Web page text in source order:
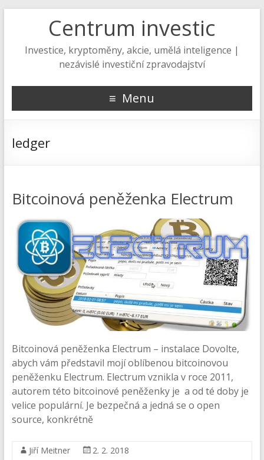
Centrum investic
Investice, kryptoměny, akcie, umělá inteligence |
nezávislé investiční zpravodajství
Menu
ledger
Bitcoinová peněženka Electrum
Bitcoinová peněženka Electrum – instalace Dovolte,
abych vám představil mojí oblíbenou bitcoinovou
peněženku Electrum. Electrum vznikla v roce 2011,
autorem této bitcoinové peněženky je a od té doby je
velice populární. Je bezpečná a jedná se o open
source, konkrétně
Jiří Meitner
2. 2. 2018